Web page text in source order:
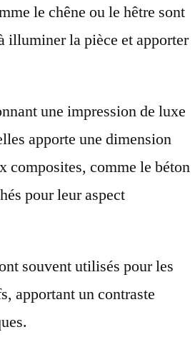
le chêne ou le hêtre sont
illuminer la pièce et apporter
une impression de luxe
apporte une dimension
composites, comme le béton
pour leur aspect
souvent utilisés pour les
apportant un contraste